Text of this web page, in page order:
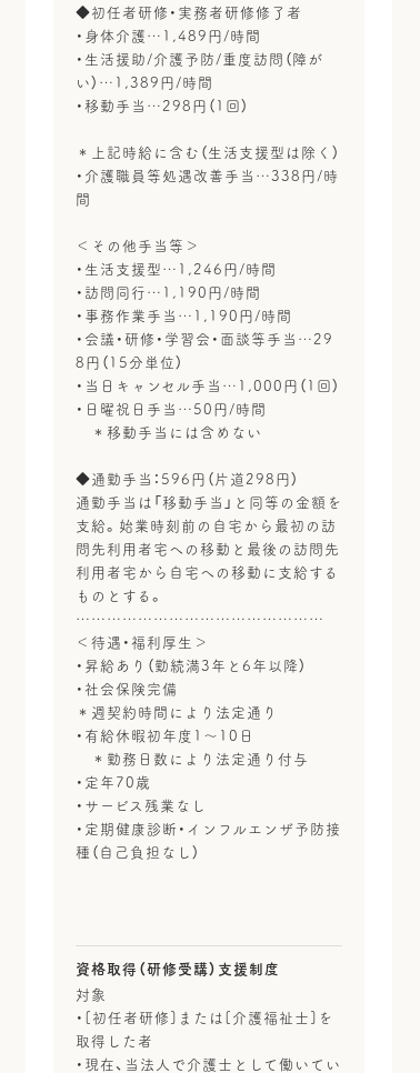
◆初任者研修・実務者研修修了者
・身体介護…1,489円/時間
・生活援助/介護予防/重度訪問（障が
い）…1,389円/時間
・移動手当…298円（1回）
＊上記時給に含む（生活支援型は除く）
・介護職員等処遇改善手当…338円/時
間
＜その他手当等＞
・生活支援型…1,246円/時間
・訪問同行…1,190円/時間
・事務作業手当…1,190円/時間
・会議・研修・学習会・面談等手当…29
8円（15分単位）
・当日キャンセル手当…1,000円（1回）
・日曜祝日手当…50円/時間
＊移動手当には含めない
◆通勤手当：596円（片道298円）
通勤手当は「移動手当」と同等の金額を
支給。始業時刻前の自宅から最初の訪
問先利用者宅への移動と最後の訪問先
利用者宅から自宅への移動に支給する
ものとする。
…………………………………………
＜待遇・福利厚生＞
・昇給あり（勤続満3年と6年以降）
・社会保険完備
＊週契約時間により法定通り
・有給休暇初年度1～10日
＊勤務日数により法定通り付与
・定年70歳
・サービス残業なし
・定期健康診断・インフルエンザ予防接
種（自己負担なし）
資格取得（研修受講）支援制度
対象
・[初任者研修]または[介護福祉士]を
取得した者
・現在、当法人で介護士として働いてい